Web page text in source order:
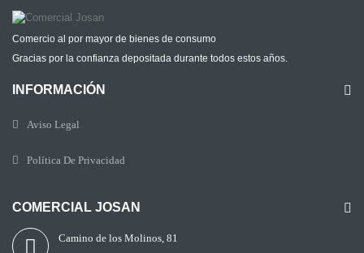
Comercio al por mayor de bienes de consumo
Gracias por la confianza depositada durante todos estos años.
INFORMACIÓN
Aviso Legal
Política De Privacidad
COMERCIAL JOSAN
Camino de los Molinos, 81